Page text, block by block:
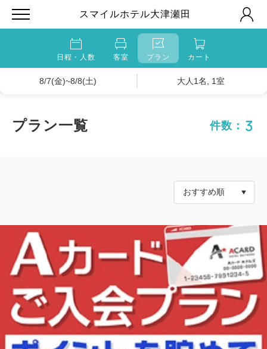
スマイルホテル大津瀬田
日程・人数 客室 プラン カート
8/7(金)~8/8(土) 大人1名, 1室
プラン一覧 件数： 3